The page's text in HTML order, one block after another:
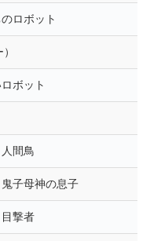
ロボット
ボット
間鳥
子母神の息子
撃者